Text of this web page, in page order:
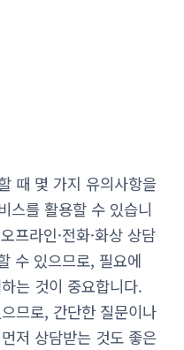
때 몇 가지 유의사항을
스를 활용할 수 있습니
프라인·전화·화상 상담
수 있으므로, 필요에
는 것이 중요합니다.
므로, 간단한 질문이나
저 상담받는 것도 좋은